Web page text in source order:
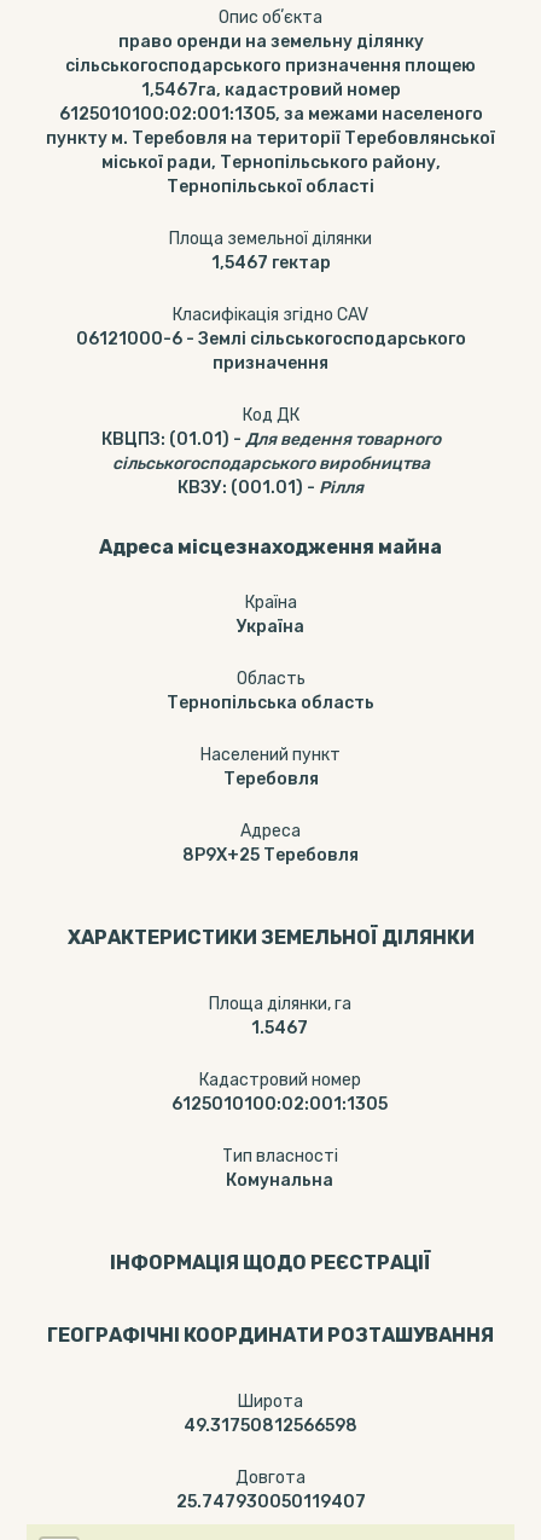
Опис обʼєкта
право оренди на земельну ділянку
сільськогосподарського призначення площею
1,5467га, кадастровий номер
6125010100:02:001:1305, за межами населеного
пункту м. Теребовля на території Теребовлянської
міської ради, Тернопільського району,
Тернопільської області
Площа земельної ділянки
1,5467 гектар
Класифікація згідно CAV
06121000-6- Землі сільськогосподарського
призначення
Код ДК
КВЦПЗ: (01.01) - Для ведення товарного
сільськогосподарського виробництва
КВЗУ: (001.01) - Рілля
Адреса місцезнаходження майна
Країна
Україна
Область
Тернопільська область
Населений пункт
Теребовля
Адреса
8P9X+25 Теребовля
ХАРАКТЕРИСТИКИ ЗЕМЕЛЬНОЇ ДІЛЯНКИ
Площа ділянки, га
1.5467
Кадастровий номер
6125010100:02:001:1305
Тип власності
Комунальна
ІНФОРМАЦІЯ ЩОДО РЕЄСТРАЦІЇ
ГЕОГРАФІЧНІ КООРДИНАТИ РОЗТАШУВАННЯ
Широта
49.31750812566598
Довгота
25.747930050119407